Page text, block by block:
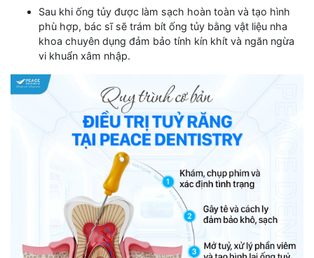
Sau khi ống tủy được làm sạch hoàn toàn và tạo hình
phù hợp, bác sĩ sẽ trám bít ống tủy bằng vật liệu nha
khoa chuyên dụng đảm bảo tính kín khít và ngăn ngừa
vi khuẩn xâm nhập.